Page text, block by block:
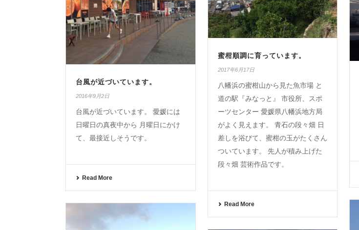
蜜柑順調に育っています。
2017年6月17日
八幡浜の蜜柑山から見た魚市場 と
道の駅『みなっと』 市役所、スポ
ーツセンター 愛媛県八幡浜地方局
がよく見えます。 青石の段々畑 日
差しを浴びて、蜜柑の玉がたくさん
ついています。 先人が積み上げた
段々畑 芸術作品です。
Read More
台風が近づいています。
2016年9月2日
台風が近づいています。 愛媛には
日曜日の真夜中から 月曜日にかけ
て、最接近しそうです。
Read More